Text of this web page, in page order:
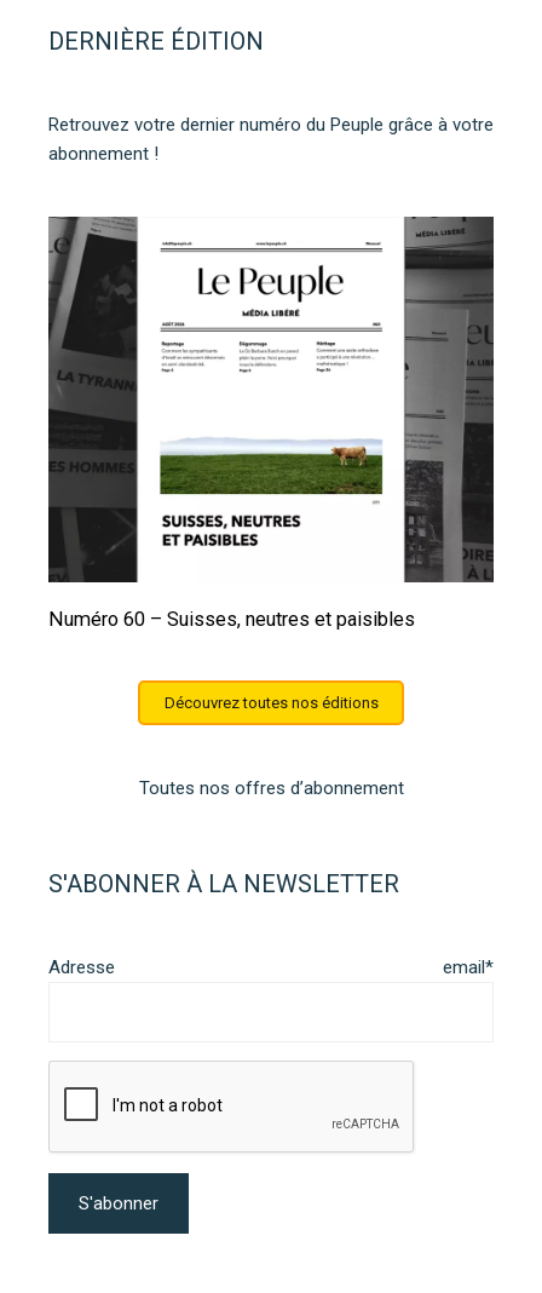
DERNIÈRE ÉDITION
Retrouvez votre dernier numéro du Peuple grâce à votre
abonnement !
Numéro 60 – Suisses, neutres et paisibles
Découvrez toutes nos éditions
Toutes nos offres d’abonnement
S'ABONNER À LA NEWSLETTER
Adresse email*